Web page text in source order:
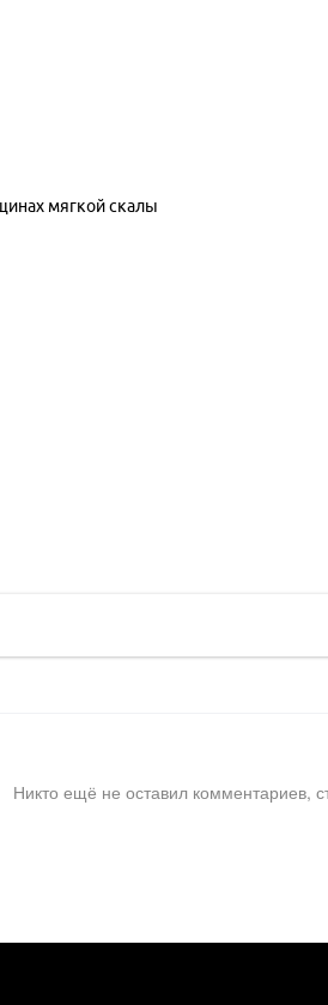
мягкой скалы
Никто ещё не оставил комментариев,